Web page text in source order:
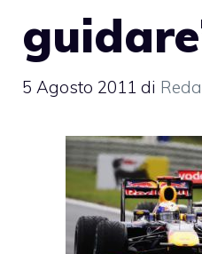
5 Agosto 2011 di